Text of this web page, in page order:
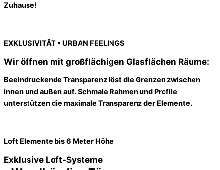
Zuhause!
EXKLUSIVITÄT • URBAN FEELINGS
Wir öffnen mit großflächigen Glasflächen Räume:
Beeindruckende Transparenz löst die Grenzen zwischen
innen und außen auf. Schmale Rahmen und Profile
unterstützen die maximale Transparenz der Elemente.
Loft Elemente bis 6 Meter Höhe
Exklusive Loft-Systeme